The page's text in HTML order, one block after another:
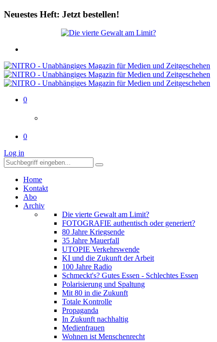
Neuestes Heft: Jetzt bestellen!
0
0
Log in
Home
Kontakt
Abo
Archiv
Die vierte Gewalt am Limit?
FOTOGRAFIE authentisch oder generiert?
80 Jahre Kriegsende
35 Jahre Mauerfall
UTOPIE Verkehrswende
KI und die Zukunft der Arbeit
100 Jahre Radio
Schmeckt's? Gutes Essen - Schlechtes Essen
Polarisierung und Spaltung
Mit 80 in die Zukunft
Totale Kontrolle
Propaganda
In Zukunft nachhaltig
Medienfrauen
Wohnen ist Menschenrecht